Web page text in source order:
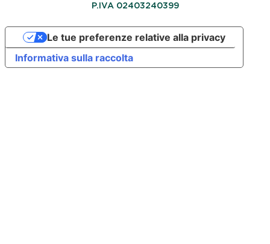
P.IVA 02403240399
Informativa sulla raccolta
Le tue preferenze relative alla privacy